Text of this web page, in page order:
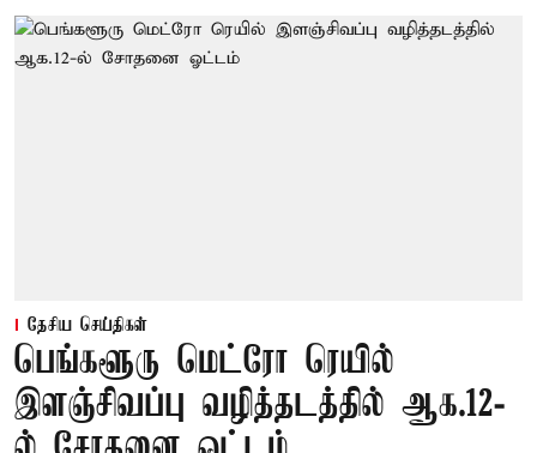
தேசிய செய்திகள்
பெங்களூரு மெட்ரோ ரெயில்
இளஞ்சிவப்பு வழித்தடத்தில் ஆக.12-